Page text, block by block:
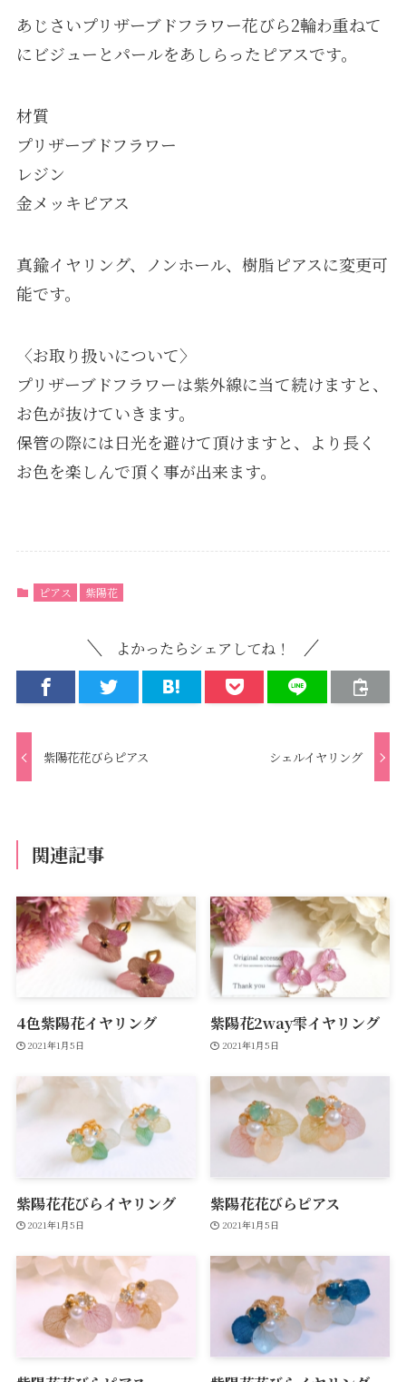
あじさいプリザーブドフラワー花びら2輪わ重ねて
にビジューとパールをあしらったピアスです。
材質
プリザーブドフラワー
レジン
金メッキピアス
真鍮イヤリング、ノンホール、樹脂ピアスに変更可
能です。
〈お取り扱いについて〉
プリザーブドフラワーは紫外線に当て続けますと、
お色が抜けていきます。
保管の際には日光を避けて頂けますと、より長く
お色を楽しんで頂く事が出来ます。
ピアス 紫陽花
よかったらシェアしてね！
紫陽花花びらピアス シェルイヤリング
関連記事
4色紫陽花イヤリング
2021年1月5日
紫陽花2way雫イヤリング
2021年1月5日
紫陽花花びらイヤリング
2021年1月5日
紫陽花花びらピアス
2021年1月5日